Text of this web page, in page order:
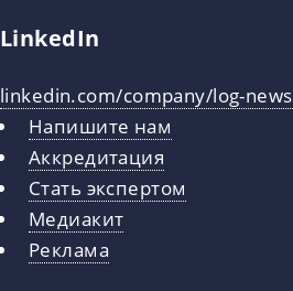
LinkedIn
linkedin.com/company/log-news
Напишите нам
Аккредитация
Стать экспертом
Медиакит
Реклама